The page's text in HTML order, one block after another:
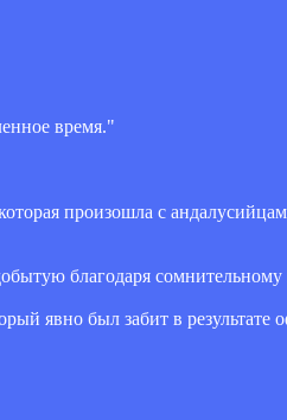
время."
произошла с
благодаря сомнительному
явно был забит в результате